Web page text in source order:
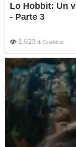
Lo Hobbit: Un
- Parte 3
1.523 di CineMust